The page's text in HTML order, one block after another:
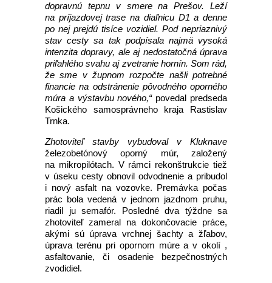
dopravnú tepnu v smere na Prešov. Leží
na príjazdovej trase na diaľnicu D1 a denne
po nej prejdú tisíce vozidiel. Pod nepriaznivý
stav cesty sa tak podpísala najmä vysoká
intenzita dopravy, ale aj nedostatočná úprava
priľahlého svahu aj zvetranie hornín. Som rád,
že sme v župnom rozpočte našli potrebné
financie na odstránenie pôvodného oporného
múra a výstavbu nového,“povedal predseda
Košického samosprávneho kraja Rastislav
Trnka.
Zhotoviteľ stavby vybudoval v Kluknave
železobetónový oporný múr, založený
na mikropilótach. V rámci rekonštrukcie tiež
v úseku cesty obnovil odvodnenie a pribudol
i nový asfalt na vozovke. Premávka počas
prác bola vedená v jednom jazdnom pruhu,
riadil ju semafór. Posledné dva týždne sa
zhotoviteľ zameral na dokončovacie práce,
akými sú úprava vrchnej šachty a žľabov,
úprava terénu pri opornom múre a v okolí ,
asfaltovanie, či osadenie bezpečnostných
zvodidiel.